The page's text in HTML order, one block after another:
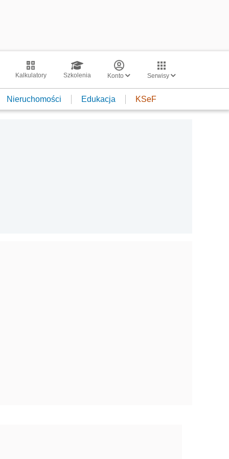
Kalkulatory Szkolenia Konto Serwisy
Nieruchomości Edukacja KSeF